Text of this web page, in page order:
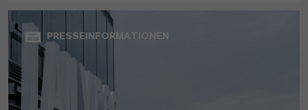
PRESSEINFORMATIONEN